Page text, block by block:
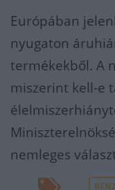
Európában
nyugaton
termékekből. A
miszerint kell-e
nemleges